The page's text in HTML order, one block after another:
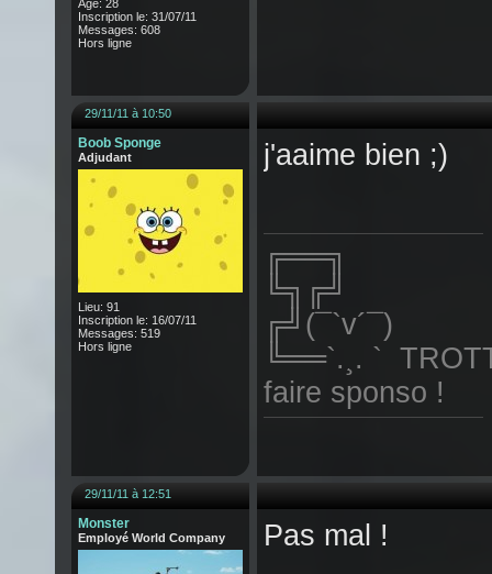
Âge: 28
Inscription le: 31/07/11
Messages: 608
Hors ligne
29/11/11 à 10:50
Boob Sponge
Adjudant
Lieu: 91
Inscription le: 16/07/11
Messages: 519
Hors ligne
j'aaime bien ;)
╔══╗
╚╗╔╝
╔╝(¯`v´¯)
╚══`.¸. `
faire sponso !
29/11/11 à 12:51
Monster
Employé World Company Pas mal !